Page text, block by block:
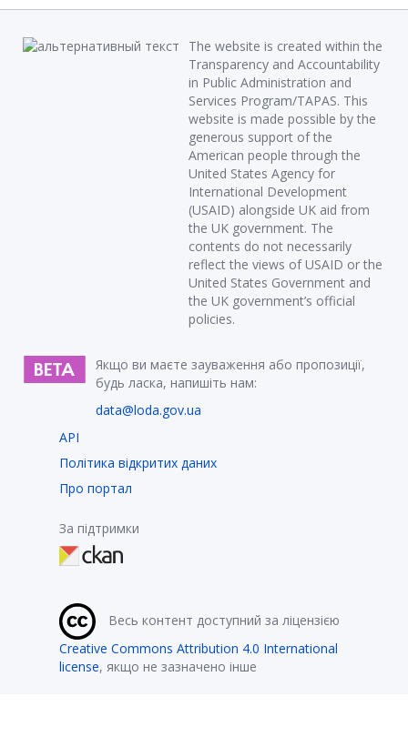
The website is created within the
Transparency and Accountability
in Public Administration and
Services Program/TAPAS. This
website is made possible by the
generous support of the
American people through the
United States Agency for
International Development
(USAID) alongside UK aid from
the UK government. The
contents do not necessarily
reflect the views of USAID or the
United States Government and
the UK government’s official
policies.
Якщо ви маєте зауваження або пропозиції,
будь ласка, напишіть нам:
data@loda.gov.ua
API
Політика відкритих даних
Про портал
За підтримки
Весь контент доступний за ліцензією
Creative Commons Attribution 4.0 International
license, якщо не зазначено інше